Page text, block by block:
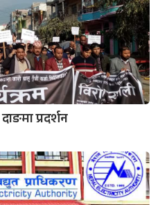
प्रदर्शन